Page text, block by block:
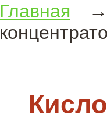
Главная